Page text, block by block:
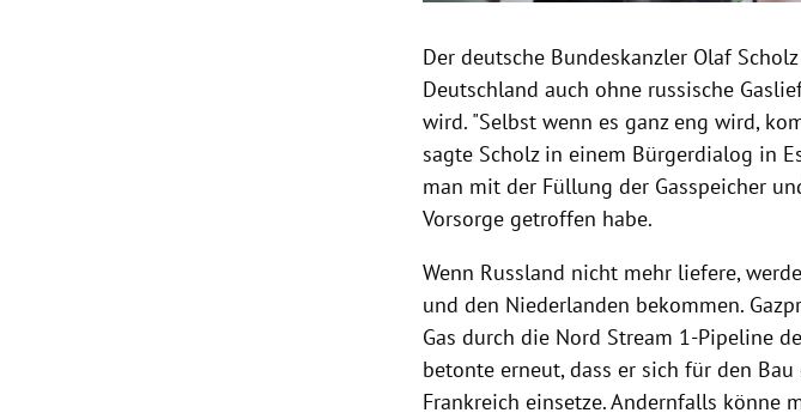
Der deutsche Bundeskanzler Olaf
Deutschland auch ohne russische
wird. "Selbst wenn es ganz eng wird,
sagte Scholz in einem Bürgerdialog in
man mit der Füllung der Gasspeicher
Vorsorge getroffen habe.
Wenn Russland nicht mehr liefere,
und den Niederlanden bekommen.
Gas durch die Nord Stream 1-Pipeline
betonte erneut, dass er sich für den
Frankreich einsetze. Andernfalls könne